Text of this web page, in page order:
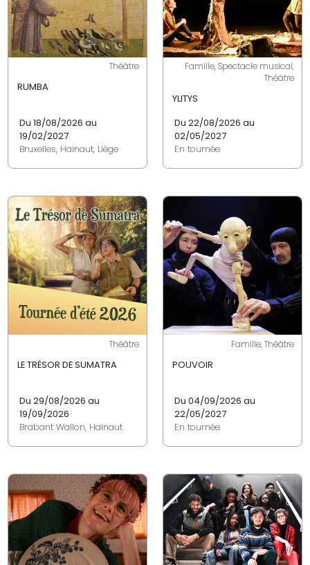
Théâtre
RUMBA
Du 18/08/2026 au
19/02/2027
Bruxelles, Hainaut, Liège
Famille, Spectacle musical,
Théâtre
YLITYS
Du 22/08/2026 au
02/05/2027
En tournée
Théâtre
LE TRÉSOR DE SUMATRA
Du 29/08/2026 au
19/09/2026
Brabant Wallon, Hainaut
Famille, Théâtre
POUVOIR
Du 04/09/2026 au
22/05/2027
En tournée